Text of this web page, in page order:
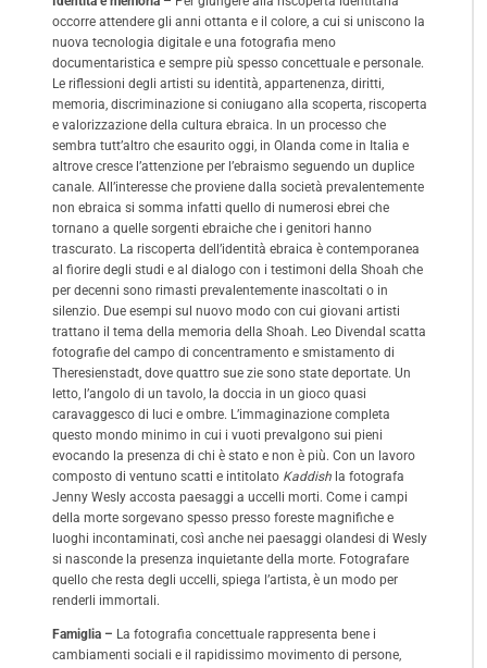
occorre attendere gli anni ottanta e il colore, a cui si uniscono la
nuova tecnologia digitale e una fotografia meno
documentaristica e sempre più spesso concettuale e personale.
Le riflessioni degli artisti su identità, appartenenza, diritti,
memoria, discriminazione si coniugano alla scoperta, riscoperta
e valorizzazione della cultura ebraica. In un processo che
sembra tutt’altro che esaurito oggi, in Olanda come in Italia e
altrove cresce l’attenzione per l’ebraismo seguendo un duplice
canale. All’interesse che proviene dalla società prevalentemente
non ebraica si somma infatti quello di numerosi ebrei che
tornano a quelle sorgenti ebraiche che i genitori hanno
trascurato. La riscoperta dell’identità ebraica è contemporanea
al fiorire degli studi e al dialogo con i testimoni della Shoah che
per decenni sono rimasti prevalentemente inascoltati o in
silenzio. Due esempi sul nuovo modo con cui giovani artisti
trattano il tema della memoria della Shoah. Leo Divendal scatta
fotografie del campo di concentramento e smistamento di
Theresienstadt, dove quattro sue zie sono state deportate. Un
letto, l’angolo di un tavolo, la doccia in un gioco quasi
caravaggesco di luci e ombre. L’immaginazione completa
questo mondo minimo in cui i vuoti prevalgono sui pieni
evocando la presenza di chi è stato e non è più. Con un lavoro
composto di ventuno scatti e intitolato Kaddish la fotografa
Jenny Wesly accosta paesaggi a uccelli morti. Come i campi
della morte sorgevano spesso presso foreste magnifiche e
luoghi incontaminati, così anche nei paesaggi olandesi di Wesly
si nasconde la presenza inquietante della morte. Fotografare
quello che resta degli uccelli, spiega l’artista, è un modo per
renderli immortali.
Famiglia – La fotografia concettuale rappresenta bene i
cambiamenti sociali e il rapidissimo movimento di persone,